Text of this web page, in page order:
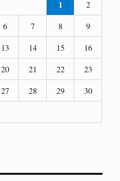
1
2
6 7 8
9
13 14 15
16
20 21 22
23
27 28 29
30